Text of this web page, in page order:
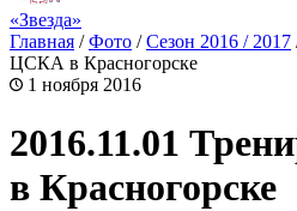
«Звезда»
Главная /Фото /Сезон 2016 / 2017
ЦСКА в Красногорске
1 ноября 2016
2016.11.01
в Красногорске